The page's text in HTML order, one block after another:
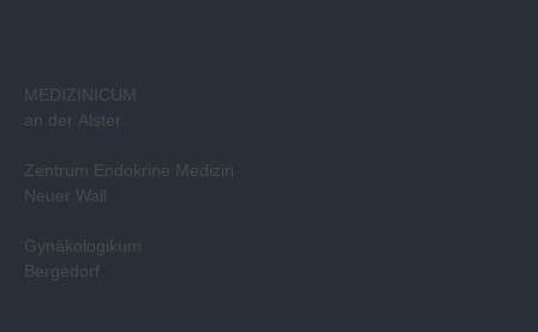
MEDIZINICUM
an der Alster
Zentrum Endokrine Medizin
Neuer Wall
Gynäkologikum
Bergedorf